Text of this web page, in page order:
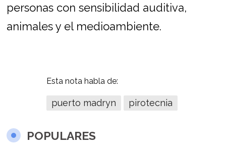
personas con sensibilidad auditiva,
animales y el medioambiente.
Esta nota habla de:
puerto madryn pirotecnia
POPULARES